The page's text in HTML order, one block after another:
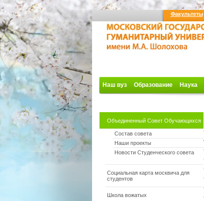
Факультеты
Наш вуз Образование Наука
Объединенный Совет Обучающихся
Состав совета
Наши проекты
Новости Студенческого совета
Социальная карта москвича для
студентов
Школа вожатых